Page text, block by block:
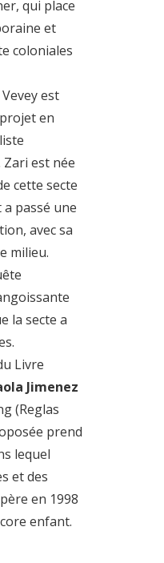
qui place
et
coloniales
est
en
Zari est née
cette secte
passé une
avec sa
milieu.
la secte a
Livre
Jimenez
(Reglas
prend
lequel
et des
en 1998
enfant.